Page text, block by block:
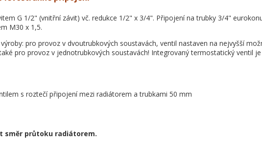
G 1/2" (vnitřní závit) vč. redukce 1/2" x 3/4". Připojení na trubky 3/4"
M30 x 1,5.
pro provoz v dvoutrubkových soustavách, ventil nastaven na nejvyšší
pro provoz v jednotrubkových soustavách! Integrovaný termostatický ventil
s roztečí připojení mezi radiátorem a trubkami 50 mm
směr průtoku radiátorem.